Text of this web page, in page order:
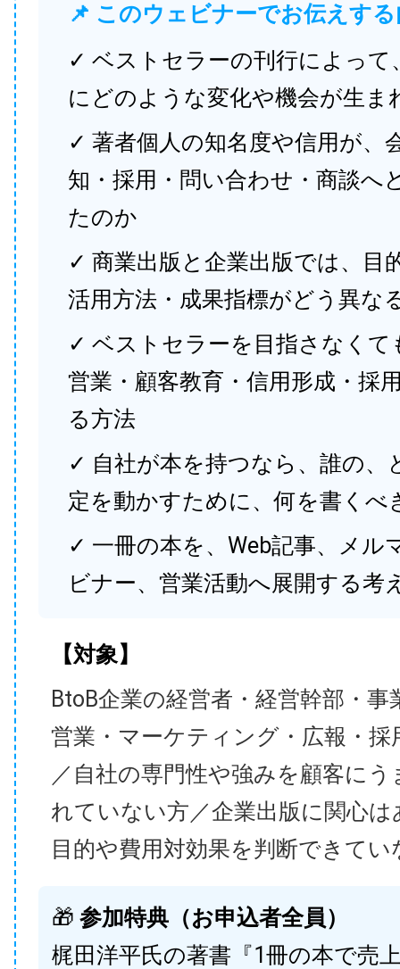
📌 このウェビナーでお伝えす
✓ ベストセラーの刊行によって
にどのような変化や機会が生ま
✓ 著者個人の知名度や信用が、
知・採用・問い合わせ・商談へ
たのか
✓ 商業出版と企業出版では、目
活用方法・成果指標がどう異な
✓ ベストセラーを目指さなくて
営業・顧客教育・信用形成・採
る方法
✓ 自社が本を持つなら、誰の、
定を動かすために、何を書くべ
✓ 一冊の本を、Web記事、メル
ビナー、営業活動へ展開する考
【対象】
BtoB企業の経営者・経営幹部・事
営業・マーケティング・広報・採
／自社の専門性や強みを顧客に
れていない方／企業出版に関心
目的や費用対効果を判断できてい
🎁 参加特典（お申込者全員）
梶田洋平氏の著書『1冊の本で売